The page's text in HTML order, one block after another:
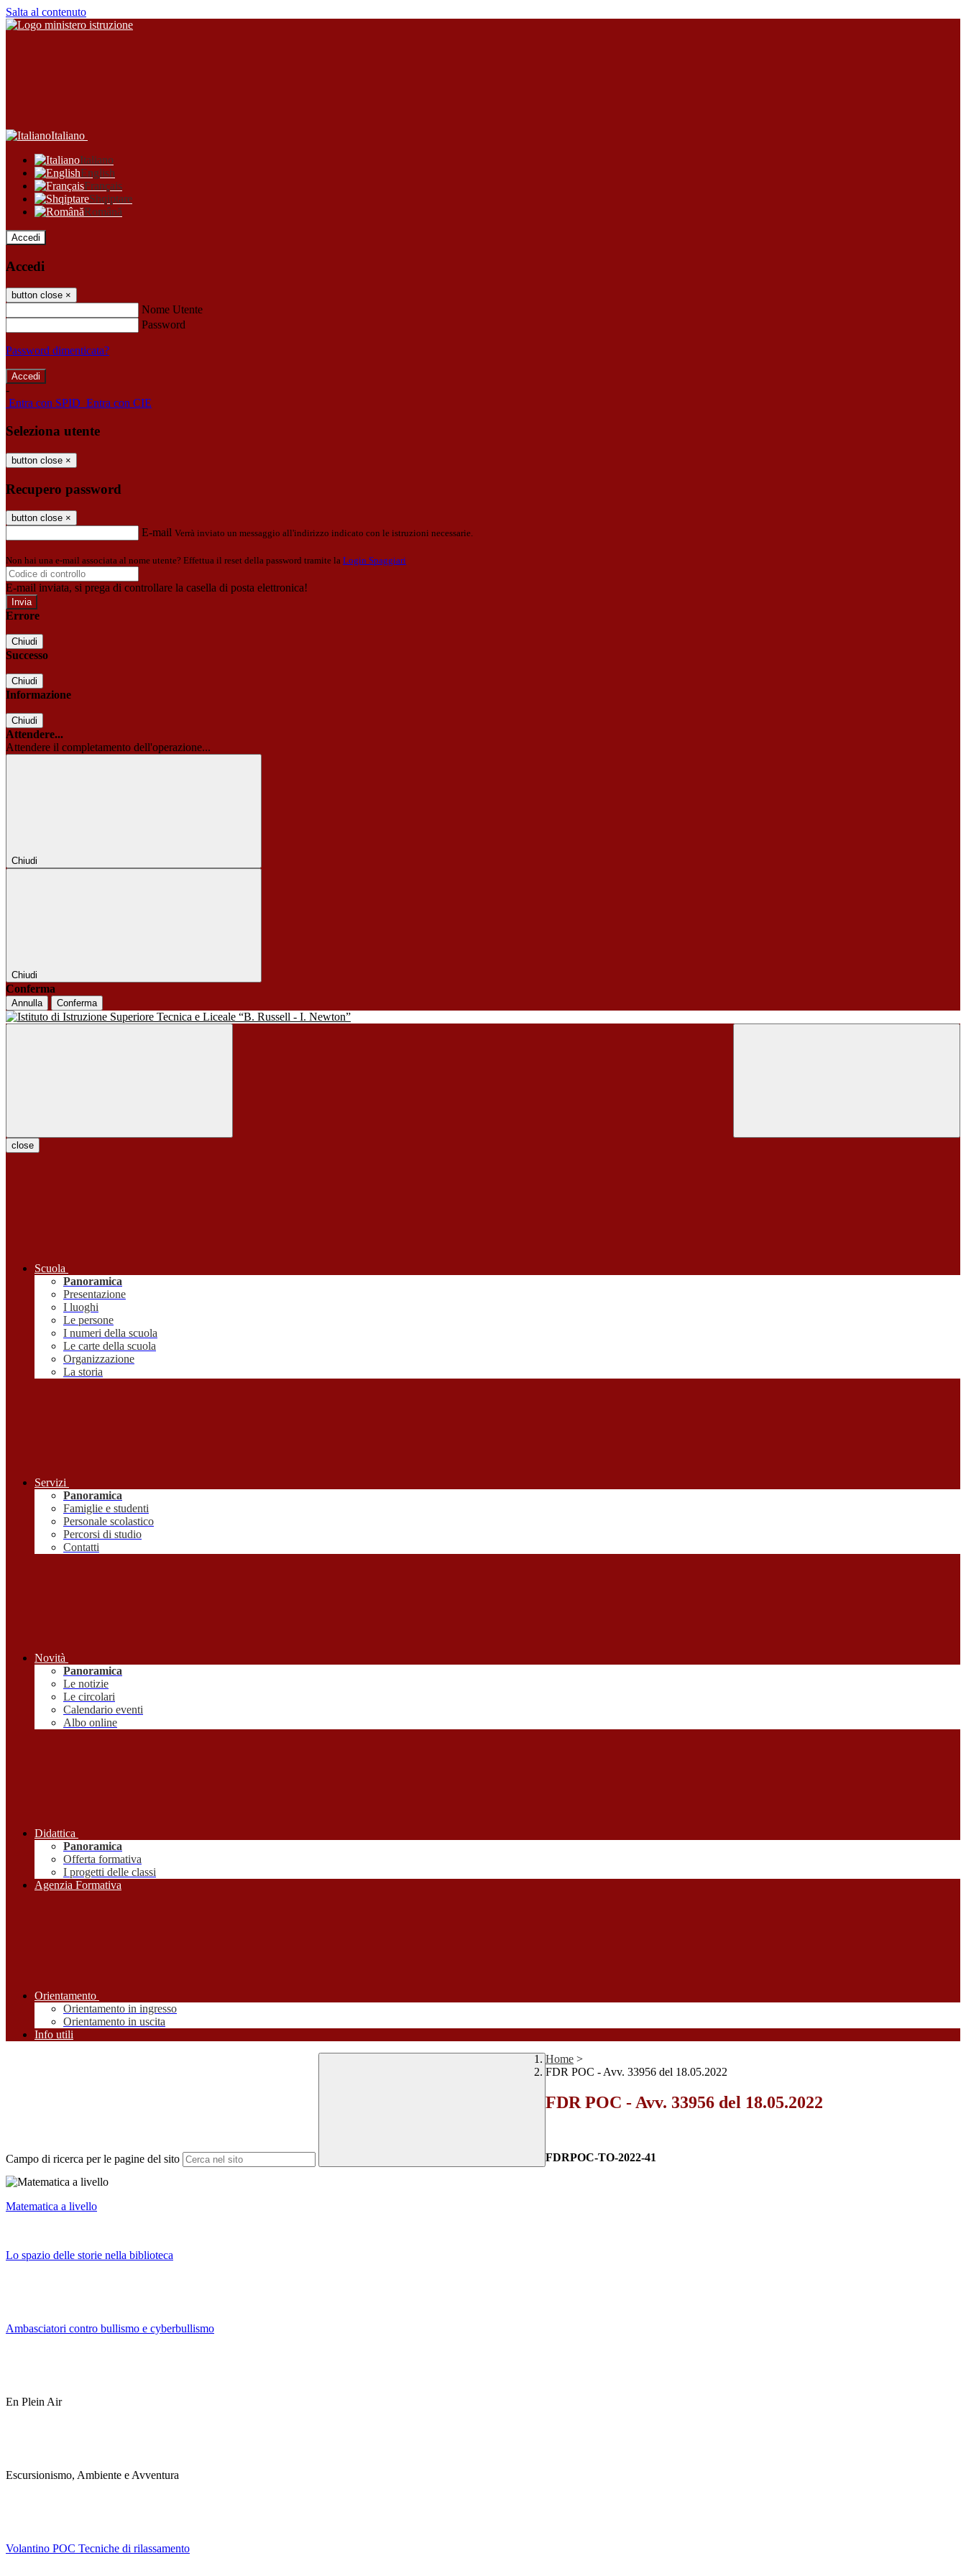
Salta al contenuto
Italiano
Italiano
English
Français
Shqiptare
Română
Accedi
Accedi
button close ×
Nome Utente
Password
Password dimenticata?
-
Entra con SPID Entra con CIE
Seleziona utente
button close ×
Recupero password
button close ×
E-mail Verrà inviato un messaggio all'indirizzo indicato con le istruzioni necessarie.
Non hai una e-mail associata al nome utente? Effettua il reset della password tramite la Login Spaggiari
E-mail inviata, si prega di controllare la casella di posta elettronica!
Errore
Chiudi
Successo
Chiudi
Informazione
Chiudi
Attendere...
Attendere il completamento dell'operazione...
Chiudi
Chiudi
Conferma
Annulla Conferma
close
Scuola
Panoramica
Presentazione
I luoghi
Le persone
I numeri della scuola
Le carte della scuola
Organizzazione
La storia
Servizi
Panoramica
Famiglie e studenti
Personale scolastico
Percorsi di studio
Contatti
Novità
Panoramica
Le notizie
Le circolari
Calendario eventi
Albo online
Didattica
Panoramica
Offerta formativa
I progetti delle classi
Agenzia Formativa
Orientamento
Orientamento in ingresso
Orientamento in uscita
Info utili
Campo di ricerca per le pagine del sito
Home >
FDR POC - Avv. 33956 del 18.05.2022
FDR POC - Avv. 33956 del 18.05.2022
FDRPOC-TO-2022-41
Matematica a livello
Lo spazio delle storie nella biblioteca
Ambasciatori contro bullismo e cyberbullismo
En Plein Air
Escursionismo, Ambiente e Avventura
Volantino POC Tecniche di rilassamento